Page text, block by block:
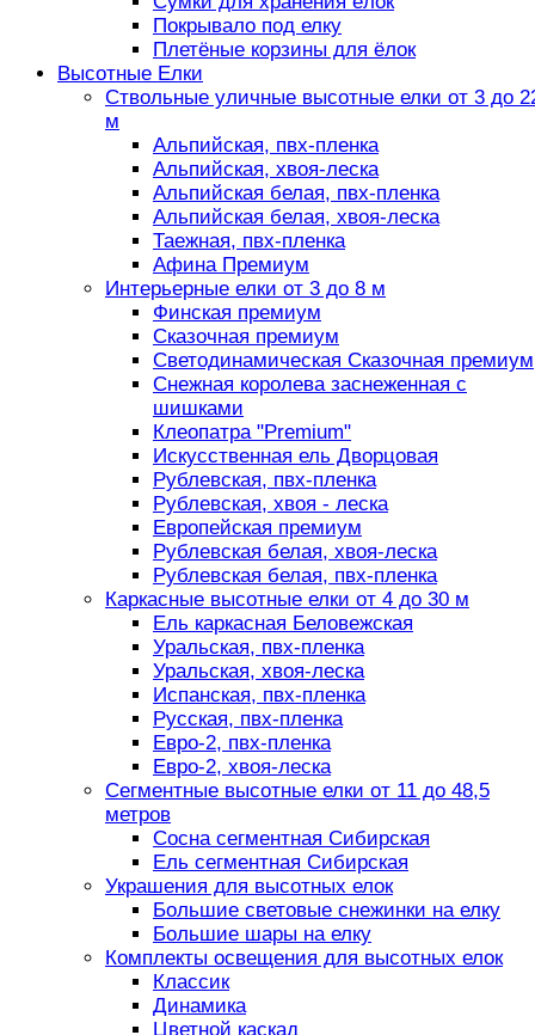
Покрывало под елку
Плетёные корзины для ёлок
Высотные Елки
Ствольные уличные высотные елки от 3 до
м
Альпийская, пвх-пленка
Альпийская, хвоя-леска
Альпийская белая, пвх-пленка
Альпийская белая, хвоя-леска
Таежная, пвх-пленка
Афина Премиум
Интерьерные елки от 3 до 8 м
Финская премиум
Сказочная премиум
Светодинамическая Сказочная премиум
Снежная королева заснеженная с
шишками
Клеопатра "Premium"
Искусственная ель Дворцовая
Рублевская, пвх-пленка
Рублевская, хвоя - леска
Европейская премиум
Рублевская белая, хвоя-леска
Рублевская белая, пвх-пленка
Каркасные высотные елки от 4 до 30 м
Ель каркасная Беловежская
Уральская, пвх-пленка
Уральская, хвоя-леска
Испанская, пвх-пленка
Русская, пвх-пленка
Евро-2, пвх-пленка
Евро-2, хвоя-леска
Сегментные высотные елки от 11 до 48,5
метров
Сосна сегментная Сибирская
Ель сегментная Сибирская
Украшения для высотных елок
Большие световые снежинки на елку
Большие шары на елку
Комплекты освещения для высотных елок
Классик
Динамика
Цветной каскад